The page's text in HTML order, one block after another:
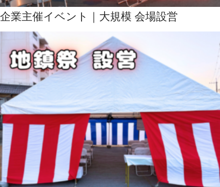
企業主催イベント｜大規模 会場設営